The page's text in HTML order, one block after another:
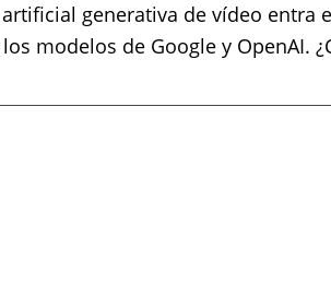
generativa de vídeo entra
modelos de Google y OpenAI.